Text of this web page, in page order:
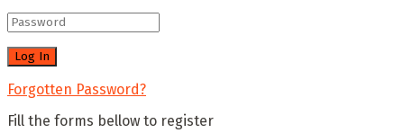
Forgotten Password?
Fill the forms bellow to register